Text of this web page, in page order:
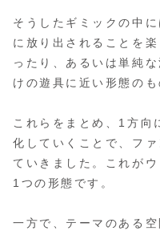
そうしたギミックの中
に放り出されることを
ったり、あるいは単純
けの遊具に近い形態の
これらをまとめ、1方向
化していくことで、フ
ていきました。これが
1つの形態です。
一方で、テーマのある